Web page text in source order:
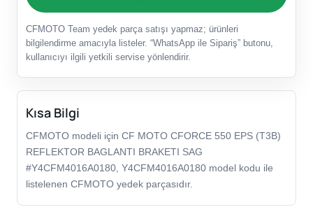
CFMOTO Team yedek parça satışı yapmaz; ürünleri
bilgilendirme amacıyla listeler. “WhatsApp ile Sipariş” butonu,
kullanıcıyı ilgili yetkili servise yönlendirir.
Kısa Bilgi
CFMOTO modeli için CF MOTO CFORCE 550 EPS (T3B)
REFLEKTOR BAGLANTI BRAKETI SAG
#Y4CFM4016A0180, Y4CFM4016A0180 model kodu ile
listelenen CFMOTO yedek parçasıdır.